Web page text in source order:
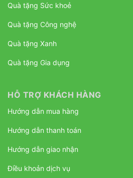
Quà tặng Sức khoẻ
Quà tặng Công nghệ
Quà tặng Xanh
Quà tặng Gia dụng
HỖ TRỢ KHÁCH HÀNG
Hướng dẫn mua hàng
Hướng dẫn thanh toán
Hướng dẫn giao nhận
Điều khoản dịch vụ